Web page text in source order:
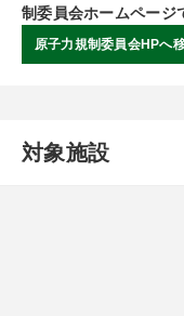
制委員会ホームページ
原子力規制委員会HPへ
対象施設